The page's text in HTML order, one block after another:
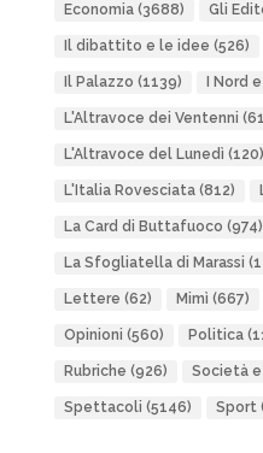
Economia(3688) Gli
Il dibattito e le idee (526)
Il Palazzo (1139) I Nord
L'Altravoce dei Ventenni
L'Altravoce del Lunedì (120)
L'Italia Rovesciata(812)
La Card di Buttafuoco (974)
La Sfogliatella di Marassi
Lettere (62) Mimì (667)
Opinioni (560) Politica
Rubriche (926) Società
Spettacoli (5146) Sport